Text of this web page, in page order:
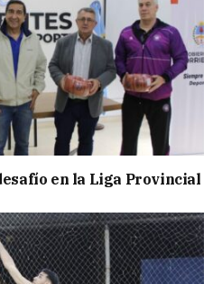
en la Liga Provincial